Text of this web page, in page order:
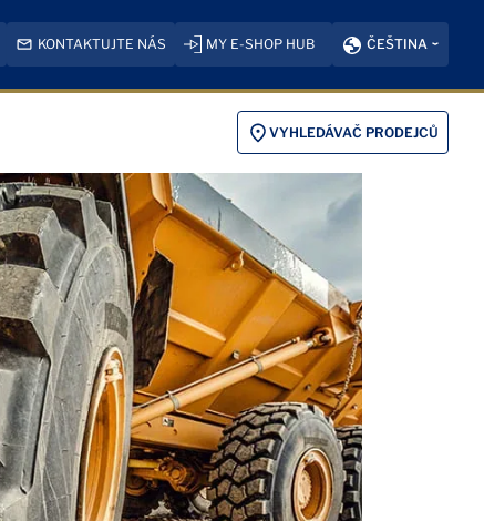
KONTAKTUJTE NÁS MY E-SHOP HUB ČEŠTINA
VYHLEDÁVAČ PRODEJCŮ